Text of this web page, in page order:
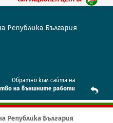
Република България
Обратно към сайта на
на външните работи
Република България